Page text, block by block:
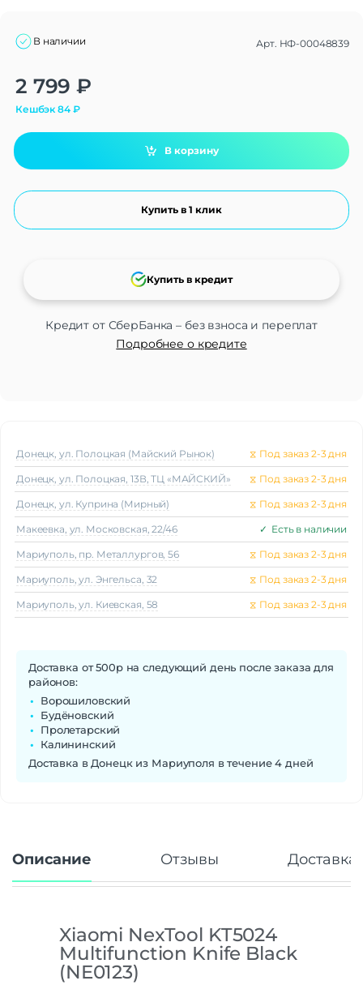
В наличии Арт. НФ-00048839
2 799 ₽
Кешбэк84₽
В корзину
Купить в 1 клик
Кредит от СберБанка – без взноса и переплат
Подробнее о кредите
Купить в кредит
Alternative:
Донецк, ул. Полоцкая (Майский Рынок) ⧖ Под заказ 2-3 дня
Донецк, ул. Полоцкая, 13В, ТЦ «МАЙСКИЙ» ⧖ Под заказ 2-3 дня
Донецк, ул. Куприна (Мирный) ⧖ Под заказ 2-3 дня
Макеeвка, ул. Московская, 22/46 ✓ Есть в наличии
Мариуполь, пр. Металлургов, 56 ⧖ Под заказ 2-3 дня
Мариуполь, ул. Энгельса, 32 ⧖ Под заказ 2-3 дня
Мариуполь, ул. Киевская, 58 ⧖ Под заказ 2-3 дня
Доставка от 500р на следующий день после заказа для
районов:
Ворошиловский
Будёновский
Пролетарский
Калининский
Доставка в Донецк из Мариуполя в течение 4 дней
Описание Отзывы Доставка
Xiaomi NexTool KT5024
Multifunction Knife Black
(NE0123)